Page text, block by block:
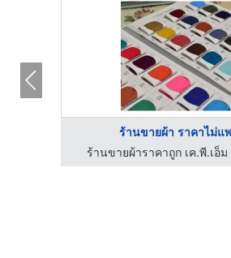
ร้านขายผ้า ราคาไม่แ
ร้านขายผ้าราคาถูก เค.พี.เอ็